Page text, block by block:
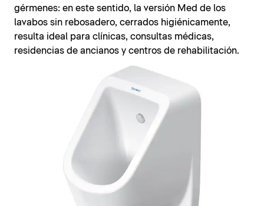
gérmenes: en este sentido, la versión Med de los
lavabos sin rebosadero, cerrados higiénicamente,
resulta ideal para clínicas, consultas médicas,
residencias de ancianos y centros de rehabilitación.